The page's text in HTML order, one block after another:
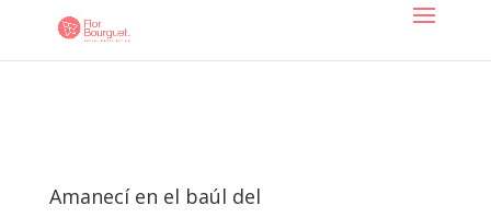
Amanecí en el baúl del